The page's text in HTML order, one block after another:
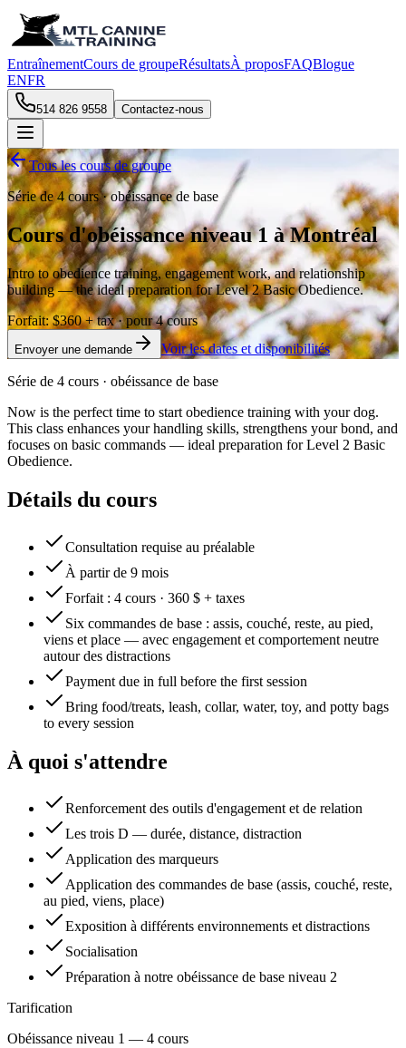
EntraînementCours de groupeRésultatsÀ proposFAQBlogue
ENFR
514 826 9558 Contactez-nous
Tous les cours de groupe
Série de 4 cours · obéissance de base
Cours d'obéissance niveau 1 à Montréal
Intro to obedience training, engagement work, and relationship
building — the ideal preparation for Level 2 Basic Obedience.
Forfait:$360 + tax· pour 4 cours
Envoyer une demande Voir les dates et disponibilités
Série de 4 cours · obéissance de base
Now is the perfect time to start obedience training with your dog.
This class enhances your handling skills, strengthens your bond, and
focuses on basic commands — ideal preparation for Level 2 Basic
Obedience.
Détails du cours
Consultation requise au préalable
À partir de 9 mois
Forfait : 4 cours · 360 $ + taxes
Six commandes de base : assis, couché, reste, au pied,
viens et place — avec engagement et comportement neutre
autour des distractions
Payment due in full before the first session
Bring food/treats, leash, collar, water, toy, and potty bags
to every session
À quoi s'attendre
Renforcement des outils d'engagement et de relation
Les trois D — durée, distance, distraction
Application des marqueurs
Application des commandes de base (assis, couché, reste,
au pied, viens, place)
Exposition à différents environnements et distractions
Socialisation
Préparation à notre obéissance de base niveau 2
Tarification
Obéissance niveau 1 — 4 cours